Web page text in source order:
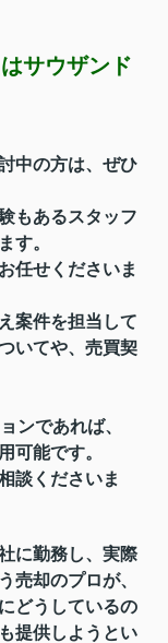
サウザンド
中の方は、ぜひ
もあるスタッフ
す。
任せくださいま
案件を担当して
いてや、売買契
ンであれば、
可能です。
談くださいま
に勤務し、実際
売却のプロが、
どうしているの
提供しようとい